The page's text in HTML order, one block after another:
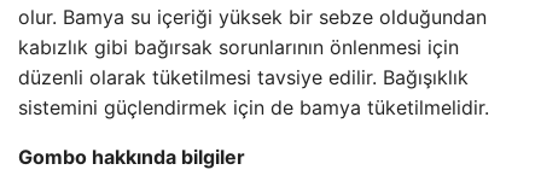
olur. Bamya su içeriği yüksek bir sebze olduğundan
kabızlık gibi bağırsak sorunlarının önlenmesi için
düzenli olarak tüketilmesi tavsiye edilir. Bağışıklık
sistemini güçlendirmek için de bamya tüketilmelidir.
Gombo hakkında bilgiler